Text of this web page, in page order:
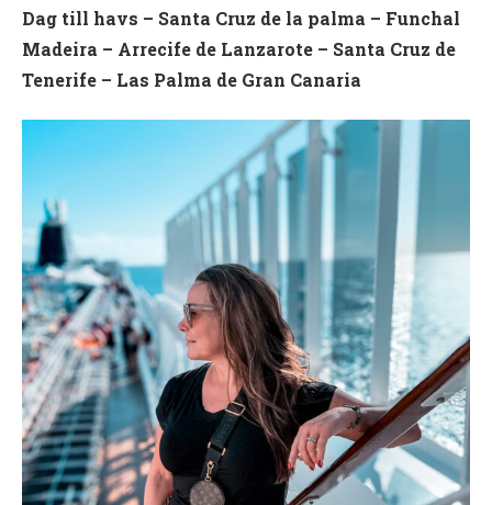
Dag till havs – Santa Cruz de la palma – Funchal
Madeira – Arrecife de Lanzarote – Santa Cruz de
Tenerife – Las Palma de Gran Canaria